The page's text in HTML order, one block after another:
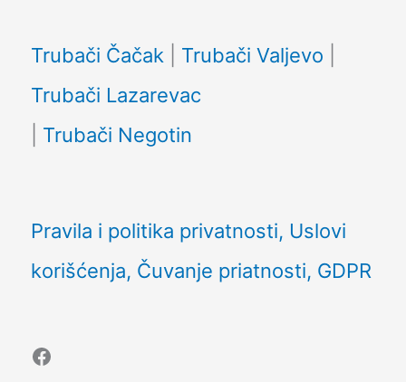
Trubači Čačak Trubači Valjevo
Trubači Lazarevac
Trubači Negotin
Pravila i politika privatnosti, Uslovi
korišćenja, Čuvanje priatnosti, GDPR